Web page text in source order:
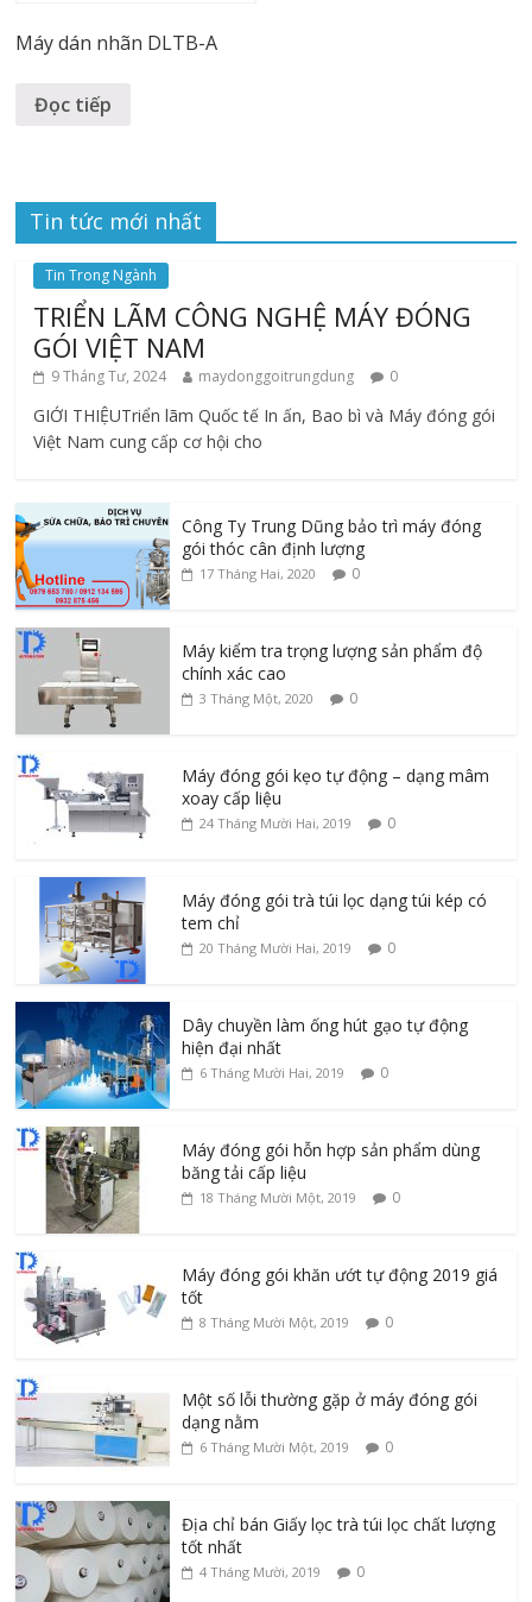
Máy dán nhãn DLTB-A
Đọc tiếp
Tin tức mới nhất
Tin Trong Ngành
TRIỂN LÃM CÔNG NGHỆ MÁY ĐÓNG
GÓI VIỆT NAM
9 Tháng Tư, 2024 maydonggoitrungdung 0
GIỚI THIỆUTriển lãm Quốc tế In ấn, Bao bì và Máy đóng gói
Việt Nam cung cấp cơ hội cho
Công Ty Trung Dũng bảo trì máy đóng
gói thóc cân định lượng
17 Tháng Hai, 2020 0
Máy kiểm tra trọng lượng sản phẩm độ
chính xác cao
3 Tháng Một, 2020 0
Máy đóng gói kẹo tự động – dạng mâm
xoay cấp liệu
24 Tháng Mười Hai, 2019 0
Máy đóng gói trà túi lọc dạng túi kép có
tem chỉ
20 Tháng Mười Hai, 2019 0
Dây chuyền làm ống hút gạo tự động
hiện đại nhất
6 Tháng Mười Hai, 2019 0
Máy đóng gói hỗn hợp sản phẩm dùng
băng tải cấp liệu
18 Tháng Mười Một, 2019 0
Máy đóng gói khăn ướt tự động 2019 giá
tốt
8 Tháng Mười Một, 2019 0
Một số lỗi thường gặp ở máy đóng gói
dạng nằm
6 Tháng Mười Một, 2019 0
Địa chỉ bán Giấy lọc trà túi lọc chất lượng
tốt nhất
4 Tháng Mười, 2019 0